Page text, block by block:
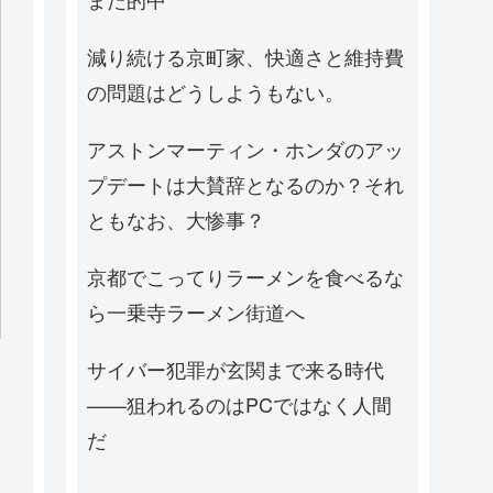
減り続ける京町家、快適さと維持費
の問題はどうしようもない。
アストンマーティン・ホンダのアッ
プデートは大賛辞となるのか？それ
ともなお、大惨事？
京都でこってりラーメンを食べるな
ら一乗寺ラーメン街道へ
サイバー犯罪が玄関まで来る時代
——狙われるのはPCではなく人間
だ